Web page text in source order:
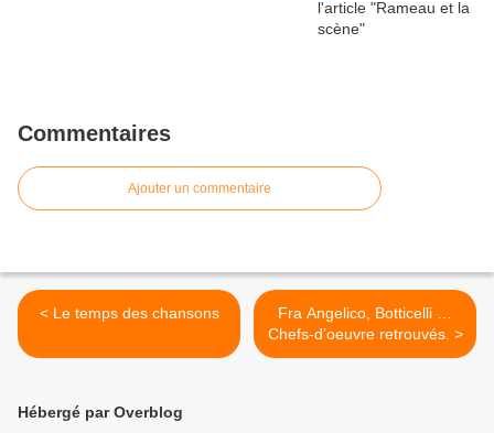
Commentaires
Ajouter un commentaire
< Le temps des chansons
Fra Angelico, Botticelli …
Chefs-d’oeuvre retrouvés. >
Hébergé par Overblog